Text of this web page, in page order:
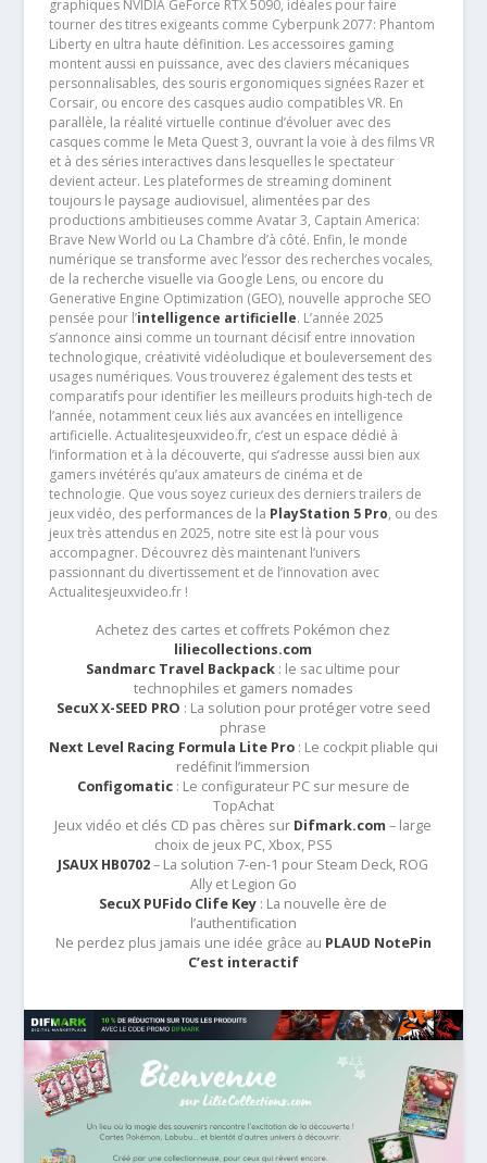
graphiques NVIDIA GeForce RTX 5090, idéales pour faire
tourner des titres exigeants comme Cyberpunk 2077: Phantom
Liberty en ultra haute définition. Les accessoires gaming
montent aussi en puissance, avec des claviers mécaniques
personnalisables, des souris ergonomiques signées Razer et
Corsair, ou encore des casques audio compatibles VR. En
parallèle, la réalité virtuelle continue d’évoluer avec des
casques comme le Meta Quest 3, ouvrant la voie à des films VR
et à des séries interactives dans lesquelles le spectateur
devient acteur. Les plateformes de streaming dominent
toujours le paysage audiovisuel, alimentées par des
productions ambitieuses comme Avatar 3, Captain America:
Brave New World ou La Chambre d’à côté. Enfin, le monde
numérique se transforme avec l’essor des recherches vocales,
de la recherche visuelle via Google Lens, ou encore du
Generative Engine Optimization (GEO), nouvelle approche SEO
pensée pour l’intelligence artificielle. L’année 2025
s’annonce ainsi comme un tournant décisif entre innovation
technologique, créativité vidéoludique et bouleversement des
usages numériques. Vous trouverez également des tests et
comparatifs pour identifier les meilleurs produits high-tech de
l’année, notamment ceux liés aux avancées en intelligence
artificielle. Actualitesjeuxvideo.fr, c’est un espace dédié à
l’information et à la découverte, qui s’adresse aussi bien aux
gamers invétérés qu’aux amateurs de cinéma et de
technologie. Que vous soyez curieux des derniers trailers de
jeux vidéo, des performances de la PlayStation 5 Pro, ou des
jeux très attendus en 2025, notre site est là pour vous
accompagner. Découvrez dès maintenant l’univers
passionnant du divertissement et de l’innovation avec
Actualitesjeuxvideo.fr !
Achetez des cartes et coffrets Pokémon chez
liliecollections.com
Sandmarc Travel Backpack : le sac ultime pour
technophiles et gamers nomades
SecuX X-SEED PRO : La solution pour protéger votre seed
phrase
Next Level Racing Formula Lite Pro: Le cockpit pliable qui
redéfinit l’immersion
Configomatic: Le configurateur PC sur mesure de
TopAchat
Jeux vidéo et clés CD pas chères sur Difmark.com – large
choix de jeux PC, Xbox, PS5
JSAUX HB0702– La solution 7-en-1 pour Steam Deck, ROG
Ally et Legion Go
SecuX PUFido Clife Key : La nouvelle ère de
l’authentification
Ne perdez plus jamais une idée grâce au PLAUD NotePin
C’est interactif